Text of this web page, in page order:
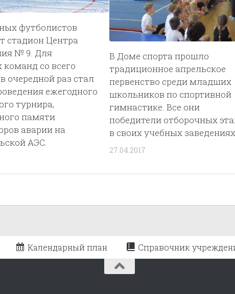
футболистов
стадион Центра
№ 9. Для
со всего
очередной раз стал
ежегодного
турнира,
памяти
аварии на
АЭС.
В Доме спорта прошло
традиционное апрельское
первенство среди младших
школьников по спортивной
гимнастике. Все они
победители отборочных
в своих учебных
27.04.2017
Календарный план Справочник